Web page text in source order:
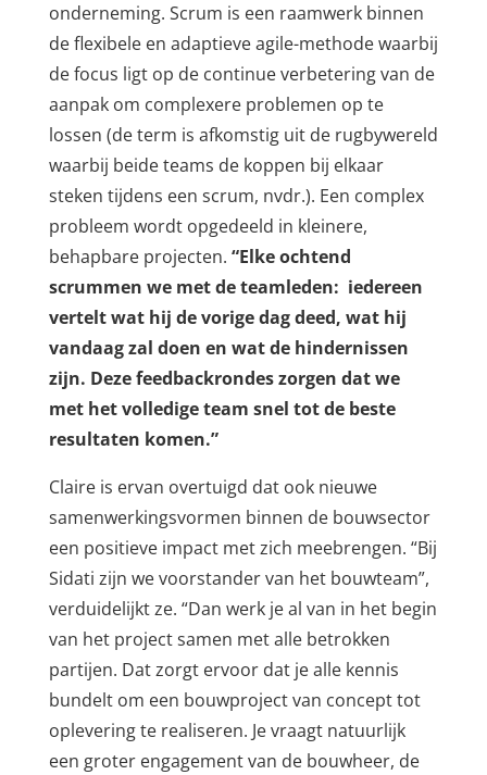
onderneming. Scrum is een raamwerk binnen
de flexibele en adaptieve agile-methode waarbij
de focus ligt op de continue verbetering van de
aanpak om complexere problemen op te
lossen (de term is afkomstig uit de rugbywereld
waarbij beide teams de koppen bij elkaar
steken tijdens een scrum, nvdr.). Een complex
probleem wordt opgedeeld in kleinere,
behapbare projecten. “Elke ochtend
scrummen we met de teamleden: iedereen
vertelt wat hij de vorige dag deed, wat hij
vandaag zal doen en wat de hindernissen
zijn. Deze feedbackrondes zorgen dat we
met het volledige team snel tot de beste
resultaten komen.”
Claire is ervan overtuigd dat ook nieuwe
samenwerkingsvormen binnen de bouwsector
een positieve impact met zich meebrengen. “Bij
Sidati zijn we voorstander van het bouwteam”,
verduidelijkt ze. “Dan werk je al van in het begin
van het project samen met alle betrokken
partijen. Dat zorgt ervoor dat je alle kennis
bundelt om een bouwproject van concept tot
oplevering te realiseren. Je vraagt natuurlijk
een groter engagement van de bouwheer, de